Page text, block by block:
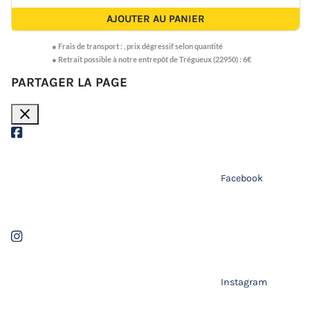
AJOUTER AU PANIER
● Frais de transport : prix dégressif selon quantité
● Retrait possible à notre entrepôt de Trégueux (22950) : 6€
PARTAGER LA PAGE
close
Facebook
Instagram